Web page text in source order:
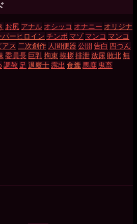
お尻 アナル オシッコ オナニー オリジナ
パーヒロイン チンポ マゾ マンコ マンコ
ス 二次創作 人間便器 公開 告白 四つん
委員長 巨乳拘束挨拶排泄 放尿 敗北無
調教 足 退魔士 露出 食糞馬鹿 鬼畜